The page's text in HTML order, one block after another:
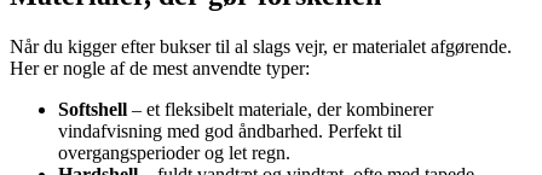
Når du kigger efter bukser til al slags vejr, er materialet afgørende.
Her er nogle af de mest anvendte typer:
Softshell – et fleksibelt materiale, der kombinerer
vindafvisning med god åndbarhed. Perfekt til
overgangsperioder og let regn.